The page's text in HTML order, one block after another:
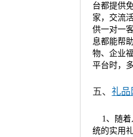
台都提供
家，交流
供一对一
息都能帮
物、企业
平台时，
五、礼
1、随着
统的实用